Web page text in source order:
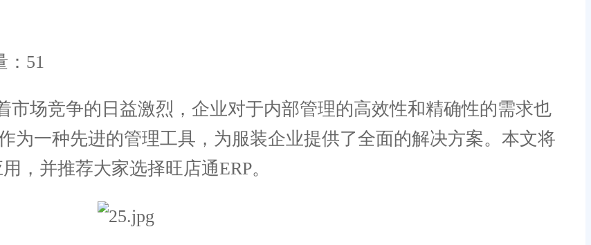
：51
场竞争的日益激烈，企业对于内部管理的高效性和精确性的需求也
为一种先进的管理工具，为服装企业提供了全面的解决方案。本文将
，并推荐大家选择旺店通ERP。